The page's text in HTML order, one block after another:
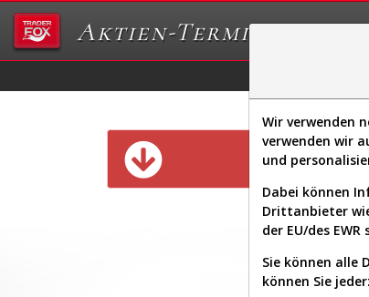
Aktien-Terminal
Diese
Wir verwenden
verwenden wir
und
Dabei können
Drittanbieter
der EU/des
Sie können alle
können Sie